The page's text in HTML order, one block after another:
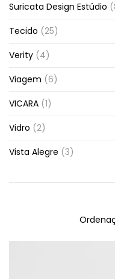
Suricata Design Estúdio
Tecido (25)
Verity (4)
Viagem (6)
VICARA (1)
Vidro (2)
Vista Alegre (3)